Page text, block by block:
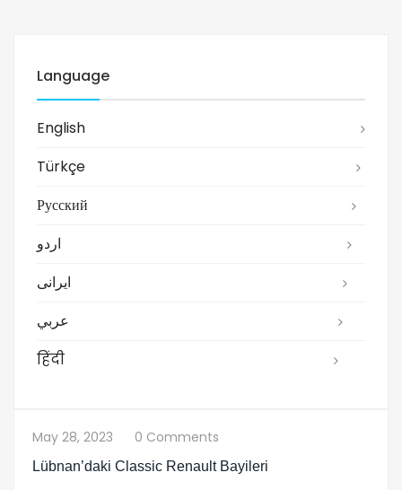
Language
English
Türkçe
Русский
اردو
ایرانی
عربي
हिंदी
May 28, 2023 0 Comments
Lübnan’daki Classic Renault Bayileri